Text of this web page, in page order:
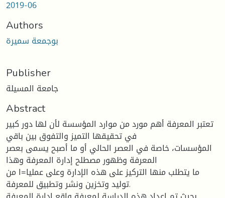
2019-06
Authors
بوجمعة سمیرة
Publisher
جامعة المسيلة
Abstract
تعتبر المعرفة أهم مورد من موارد المؤسسة لأن لها دور كبير
في تحقيقها التميز والتفوق بين باقي
المؤسسات، خاصة في العصر الحالي أو ما أصبح يسمى بعصر
المعرفة وظهور مصطلح إدارة المعرفة وهذا
ما يتطلب منها التركيز على هذه الإدارة وعلى عمليا=ا من
توليد وتخزين ونشر وتطبيق للمعرفة.